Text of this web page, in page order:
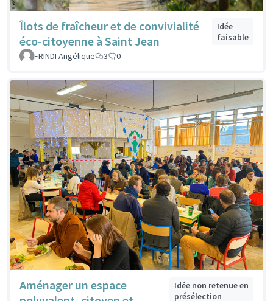
Îlots de fraîcheur et de convivialité
éco-citoyenne à Saint Jean
Idée
faisable
FRINDI Angélique
3 0
Aménager un espace
Idée non retenue en
présélection